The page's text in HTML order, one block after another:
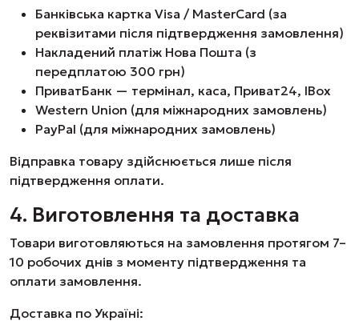
Банківська картка Visa / MasterCard (за
реквізитами після підтвердження замовлення)
Накладений платіж Нова Пошта (з
передплатою 300 грн)
ПриватБанк — термінал, каса, Приват24, IBox
Western Union (для міжнародних замовлень)
PayPal (для міжнародних замовлень)
Відправка товару здійснюється лише після
підтвердження оплати.
4. Виготовлення та доставка
Товари виготовляються на замовлення протягом 7–
10 робочих днів з моменту підтвердження та
оплати замовлення.
Доставка по Україні: